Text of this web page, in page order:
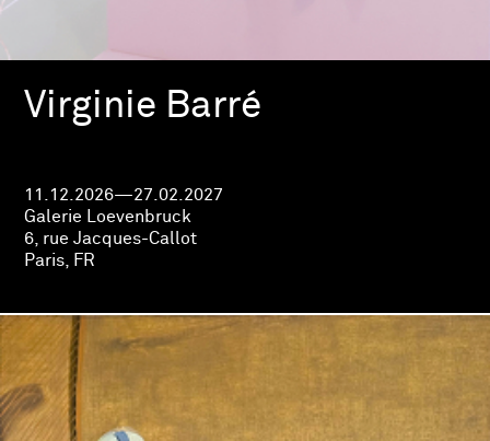
Virginie Barré
11.12.2026—27.02.2027
Galerie Loevenbruck
6, rue Jacques-Callot
Paris, FR